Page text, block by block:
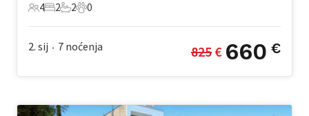
4 Gosti
4
2 Spavaće sobe
2
2 Kupaonice
2
0 Kućni ljubimac
0
2. sij • 7 noćenja 825 € 660 €